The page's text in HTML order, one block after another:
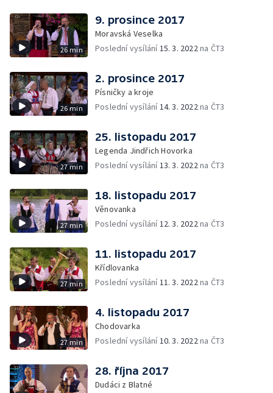
26 min
9. prosince 2017
Moravská Veselka
Poslední vysílání15. 3. 2022na ČT3
26 min
2. prosince 2017
Písničky a kroje
Poslední vysílání14. 3. 2022na ČT3
27 min
25. listopadu 2017
Legenda Jindřich Hovorka
Poslední vysílání13. 3. 2022na ČT3
27 min
18. listopadu 2017
Věnovanka
Poslední vysílání12. 3. 2022na ČT3
27 min
11. listopadu 2017
Křídlovanka
Poslední vysílání11. 3. 2022na ČT3
27 min
4. listopadu 2017
Chodovarka
Poslední vysílání10. 3. 2022na ČT3
28. října 2017
Dudáci z Blatné